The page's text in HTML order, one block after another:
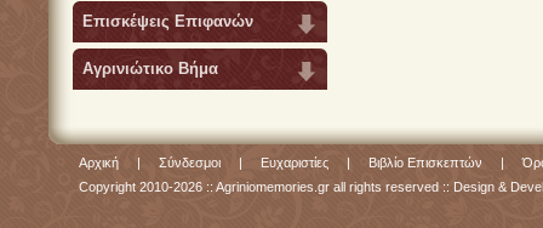
Επισκέψεις Επιφανών
Αγρινιώτικο Βήμα
Αρχική | Σύνδεσμοι | Ευχαριστίες | Βιβλίο Επισκεπτών |
Copyright 2010-2026 :: Agriniomemories.gr all rights reserved :: Design &